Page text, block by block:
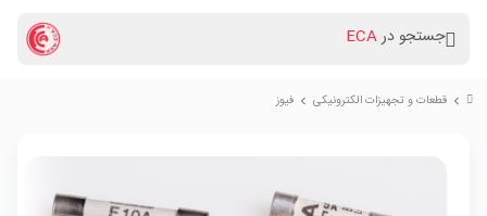
جستجو درECA
chevron_right قطعات و تجهیزات الکترونیکی chevron_right فیوز